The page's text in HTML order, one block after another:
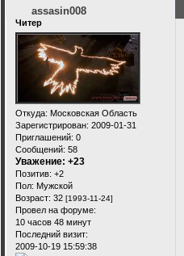
assasin008
Читер
Откуда: Московская Область
Зарегистрирован: 2009-01-31
Приглашений: 0
Сообщений: 58
Уважение: +23
Позитив: +2
Пол: Мужской
Возраст: 32 [1993-11-24]
Провел на форуме:
10 часов 48 минут
Последний визит:
2009-10-19 15:59:38